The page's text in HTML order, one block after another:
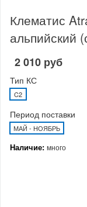
Клематис
альпийский
2 010 руб
Тип КС
C2
Период поставки
МАЙ - НОЯБРЬ
Наличие: много